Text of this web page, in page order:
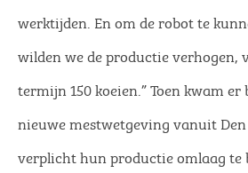
werktijden. En om de robot te
wilden we de productie verhogen,
termijn 150 koeien.” Toen kwam er
nieuwe mestwetgeving vanuit
verplicht hun productie omlaag te